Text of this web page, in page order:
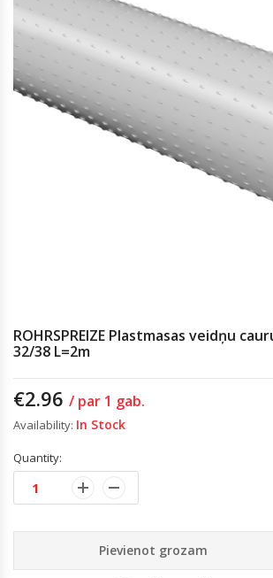
ROHRSPREIZE Plastmasas veidņu
32/38 L=2m
€2.96 / par 1 gab.
Availability: In Stock
Quantity:
Pievienot grozam